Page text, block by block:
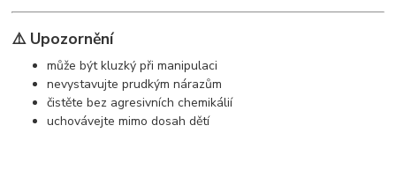
⚠️ Upozornění
může být kluzký při manipulaci
nevystavujte prudkým nárazům
čistěte bez agresivních chemikálií
uchovávejte mimo dosah dětí